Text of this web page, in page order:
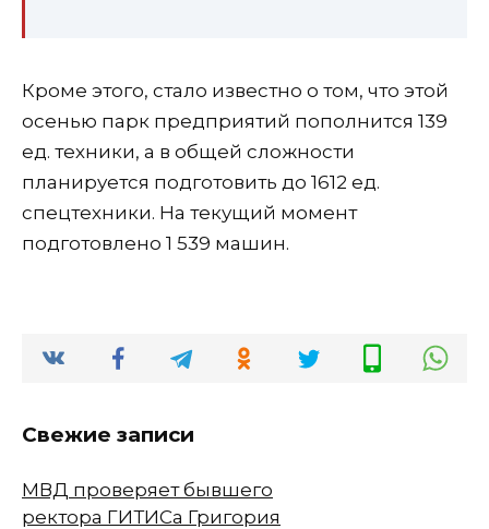
Кроме этого, стало известно о том, что этой
осенью парк предприятий пополнится 139
ед. техники, а в общей сложности
планируется подготовить до 1612 ед.
спецтехники. На текущий момент
подготовлено 1 539 машин.
Свежие записи
МВД проверяет бывшего
ректора ГИТИСа Григория